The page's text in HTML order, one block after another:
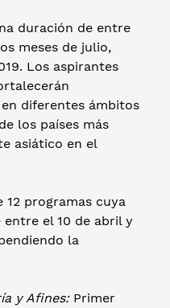
duración de entre
meses de julio,
Los aspirantes
diferentes ámbitos
los países más
asiático en el
programas cuya
el 10 de abril y
la
y Afines:Primer